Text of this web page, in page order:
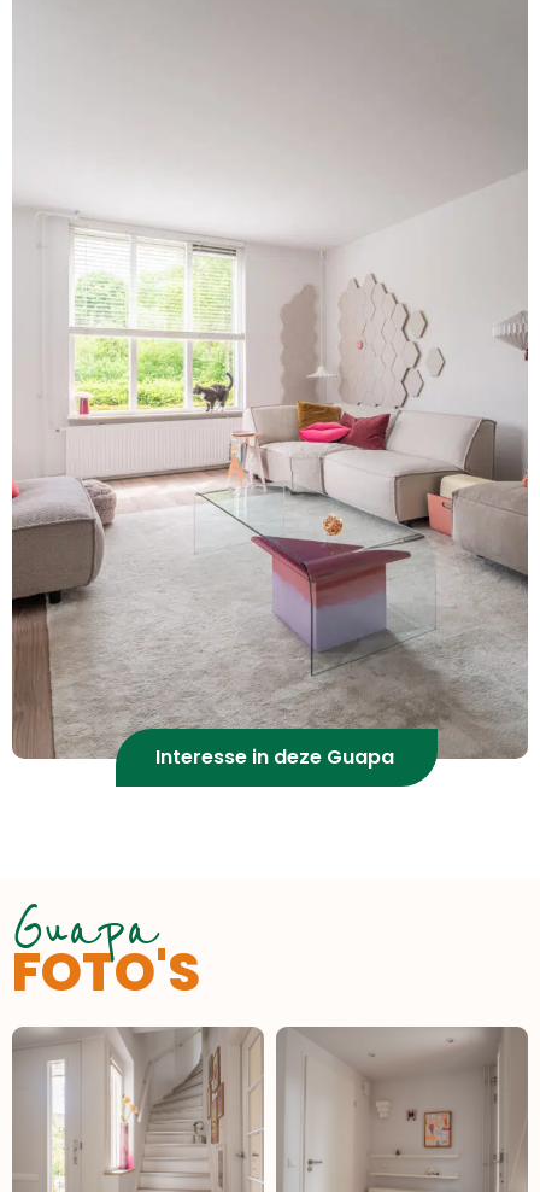
Interesse in deze Guapa
Guapa
FOTO'S